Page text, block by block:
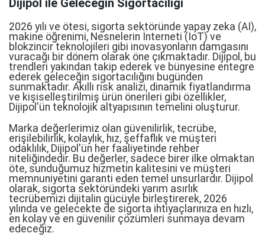
2026 yılı ve ötesi, sigorta sektöründe yapay zeka (AI),
makine öğrenimi, Nesnelerin İnterneti (IoT) ve
blokzincir teknolojileri gibi inovasyonların damgasını
vuracağı bir dönem olarak öne çıkmaktadır. Dijipol, bu
trendleri yakından takip ederek ve bünyesine entegre
ederek geleceğin sigortacılığını bugünden
sunmaktadır. Akıllı risk analizi, dinamik fiyatlandırma
ve kişiselleştirilmiş ürün önerileri gibi özellikler,
Dijipol'ün teknolojik altyapısının temelini oluşturur.
Marka değerlerimiz olan güvenilirlik, tecrübe,
erişilebilirlik, kolaylık, hız, şeffaflık ve müşteri
odaklılık, Dijipol'ün her faaliyetinde rehber
niteliğindedir. Bu değerler, sadece birer ilke olmaktan
öte, sunduğumuz hizmetin kalitesini ve müşteri
memnuniyetini garanti eden temel unsurlardır. Dijipol
olarak, sigorta sektöründeki yarım asırlık
tecrübemizi dijitalin gücüyle birleştirerek, 2026
yılında ve gelecekte de sigorta ihtiyaçlarınıza en hızlı,
en kolay ve en güvenilir çözümleri sunmaya devam
edeceğiz.